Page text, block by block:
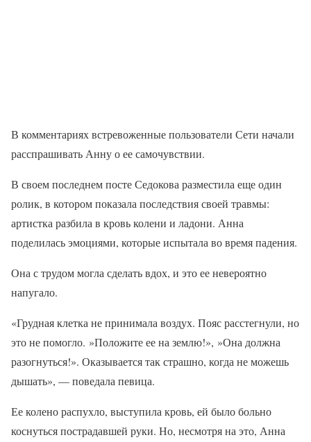
В комментариях встревоженные пользователи Сети начали
расспрашивать Анну о ее самочувствии.
В своем последнем посте Седокова разместила еще один
ролик, в котором показала последствия своей травмы:
артистка разбила в кровь колени и ладони. Анна
поделилась эмоциями, которые испытала во время падения.
Она с трудом могла сделать вдох, и это ее невероятно
напугало.
«Грудная клетка не принимала воздух. Пояс расстегнули, но
это не помогло. »Положите ее на землю!», »Она должна
разогнуться!». Оказывается так страшно, когда не можешь
дышать», — поведала певица.
Ее колено распухло, выступила кровь, ей было больно
коснуться пострадавшей руки. Но, несмотря на это, Анна